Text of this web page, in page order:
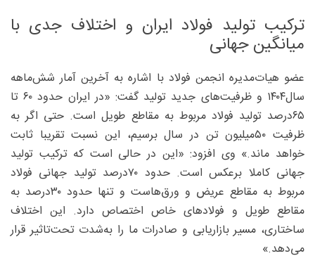
ترکیب تولید فولاد ایران و اختلاف جدی با
میانگین جهانی
عضو هیات‌مدیره انجمن فولاد با اشاره به آخرین آمار شش‌ماهه
سال۱۴۰۴ و ظرفیت‌های جدید تولید گفت: «در ایران حدود ۶۰ تا
۶۵‌درصد تولید فولاد مربوط به مقاطع طویل است. حتی اگر به
ظرفیت ۵۰‌میلیون تن در سال برسیم، این نسبت تقریبا ثابت
خواهد ماند.» وی افزود: «این در حالی است که ترکیب تولید
جهانی کاملا برعکس است. حدود ۷۰‌درصد تولید جهانی فولاد
مربوط به مقاطع عریض و ورق‌هاست و تنها حدود ۳۰‌درصد به
مقاطع طویل و فولادهای خاص اختصاص دارد. این اختلاف
ساختاری، مسیر بازاریابی و صادرات ما را به‌‌شدت تحت‌تاثیر قرار
می‌دهد.»